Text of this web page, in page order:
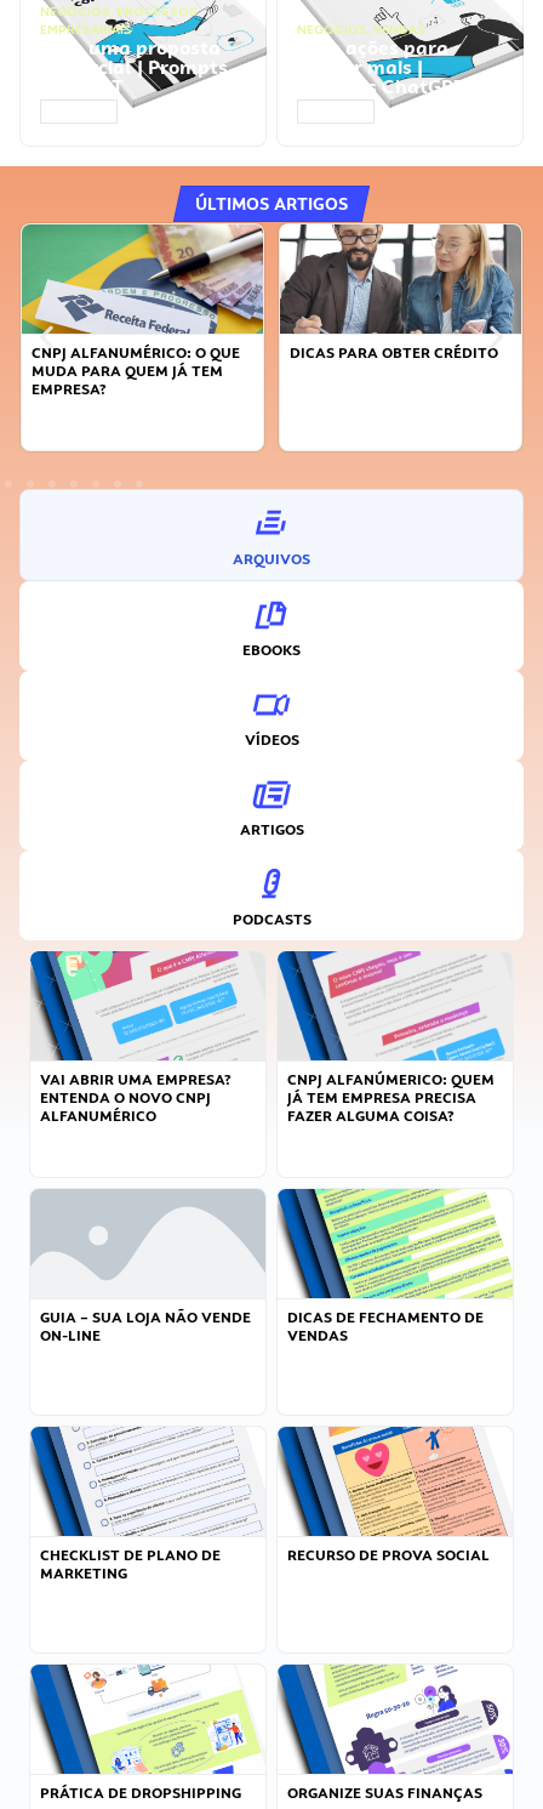
NEGÓCIOS, PROCESSOS
EMPRESARIAIS
Faça uma proposta
comercial | Prompts
ChatGPT
NEGÓCIOS, VENDAS
Faça ações para
vender mais |
Prompts ChatGPT
ÚLTIMOS ARTIGOS
CNPJ ALFANUMÉRICO: O QUE
MUDA PARA QUEM JÁ TEM
EMPRESA?
DICAS PARA OBTER CRÉDITO
ARQUIVOS
EBOOKS
VÍDEOS
ARTIGOS
PODCASTS
VAI ABRIR UMA EMPRESA?
ENTENDA O NOVO CNPJ
ALFANUMÉRICO
CNPJ ALFANÚMERICO: QUEM
JÁ TEM EMPRESA PRECISA
FAZER ALGUMA COISA?
GUIA – SUA LOJA NÃO VENDE
ON-LINE
DICAS DE FECHAMENTO DE
VENDAS
CHECKLIST DE PLANO DE
MARKETING
RECURSO DE PROVA SOCIAL
PRÁTICA DE DROPSHIPPING ORGANIZE SUAS FINANÇAS